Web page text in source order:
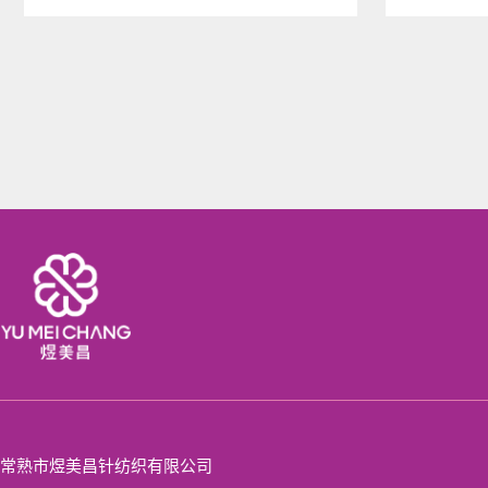
常熟市煜美昌针纺织有限公司